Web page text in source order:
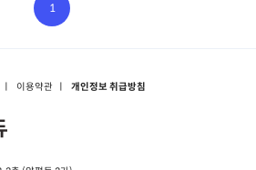
1
이용약관 개인정보 취급방침